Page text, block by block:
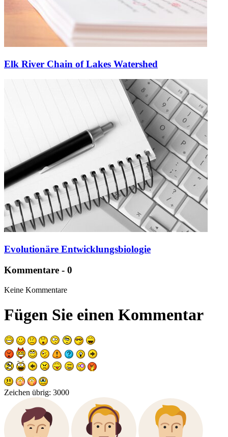
Elk River Chain of Lakes Watershed
Evolutionäre Entwicklungsbiologie
Kommentare - 0
Keine Kommentare
Fügen Sie einen Kommentar
Zeichen übrig: 3000